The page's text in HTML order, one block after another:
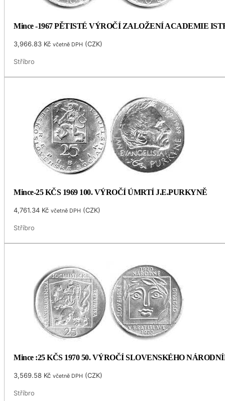
Mince -1967 PĚTISTÉ VÝROČÍ ZALOŽENÍ ACADEMIE
3,966.83 Kč včetně DPH (CZK)
Stříbro
Mince-25 KČS 1969 100. VÝROČÍ ÚMRTÍ J.E.PURKYNĚ
4,761.34 Kč včetně DPH (CZK)
Stříbro
Mince :25 KČS 1970 50. VÝROČÍ SLOVENSKÉHO
3,569.58 Kč včetně DPH (CZK)
Stříbro